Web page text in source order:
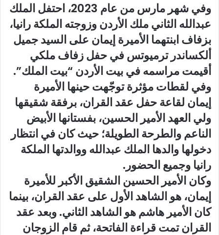
وفي شهر مارس من عام 2023، احتفل الملك
عبدالله الثاني ملك الأردن وزوجته الملكة رانيا،
بزفاف ابنتهما الأميرة إيمان على السيد جميل
ألكساندر ترميوتس في حفل زفاف ملكي
أقيمت مراسمه في بيت الأردن “بيت الملك”.
وفي لقطات مؤثرة توجّهت حينها الأميرة
إيمان لقاعة حفل عقد القران، برفقة شقيقها
ولي العهد الأمير الحسين، بفستانها الأبيض
الناعم والطرحة الطويلة؛ حيث كان في انتظار
دخولها والدها الملك عبدالله ووالدتها الملكة
رانيا وجميع الحضور.
وكان الأمير الحسين الشقيق الأكبر للأميرة
إيمان، هو الشاهد الأول على عقد القران، بينما
كان الأمير هاشم هو الشاهد الثاني. وبعد عقد
القران تمت قراءة الفاتحة، ثم قام الزوجان